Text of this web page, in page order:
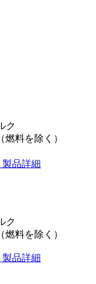
ク
燃料を除く）
製品詳細
ク
燃料を除く）
製品詳細